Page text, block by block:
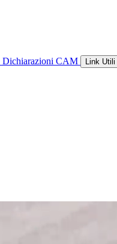
Dichiarazioni CAM Link Utili